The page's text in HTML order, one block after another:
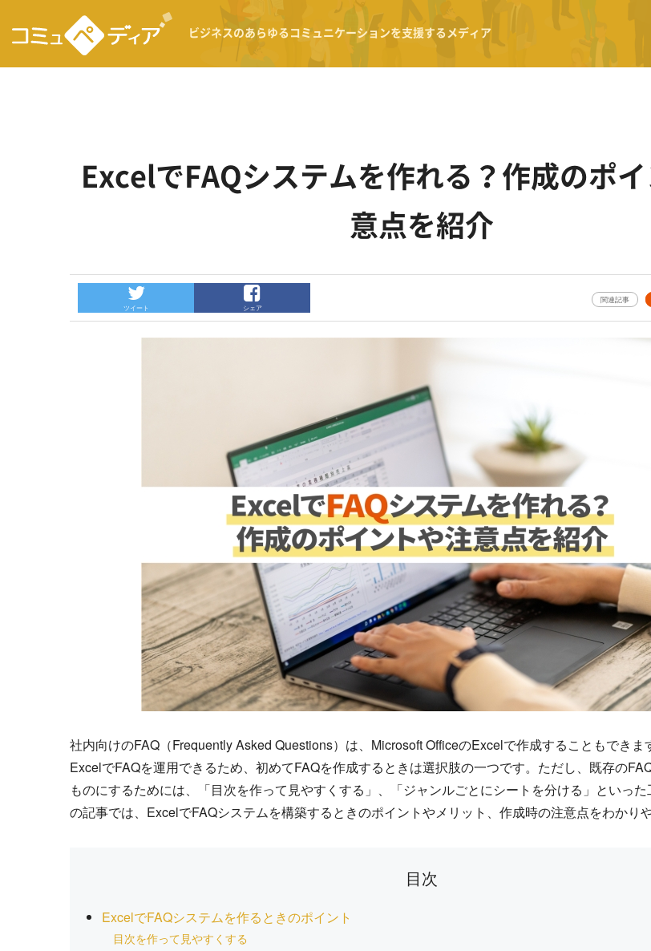
ビジネスのあらゆるコミュニケーションを支援するメディア
ExcelでFAQシステムを作れる？作成のポ
意点を紹介
ツイート シェア
関連記事
社内向けのFAQ（Frequently Asked Questions）は、Microsoft OfficeのExcelで作成することもできま
ExcelでFAQを運用できるため、初めてFAQを作成するときは選択肢の一つです。ただし、既存の
ものにするためには、「目次を作って見やすくする」、「ジャンルごとにシートを分ける」といっ
の記事では、ExcelでFAQシステムを構築するときのポイントやメリット、作成時の注意点をわかり
目次
ExcelでFAQシステムを作るときのポイント
目次を作って見やすくする